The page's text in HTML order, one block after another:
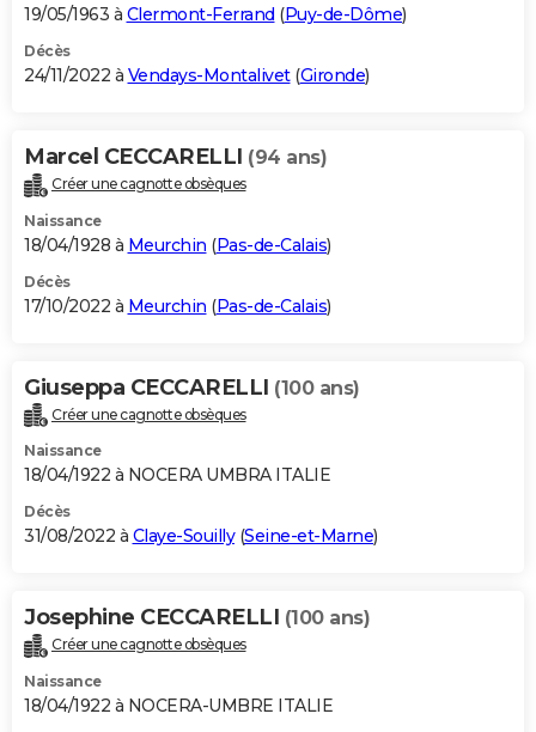
19/05/1963 à Clermont-Ferrand (Puy-de-Dôme)
Décès
24/11/2022 à Vendays-Montalivet(Gironde)
Marcel CECCARELLI (94 ans)
Créer une cagnotte obsèques
Naissance
18/04/1928 à Meurchin (Pas-de-Calais)
Décès
17/10/2022 à Meurchin (Pas-de-Calais)
Giuseppa CECCARELLI (100 ans)
Créer une cagnotte obsèques
Naissance
18/04/1922 à NOCERA UMBRA ITALIE
Décès
31/08/2022 à Claye-Souilly(Seine-et-Marne)
Josephine CECCARELLI (100 ans)
Créer une cagnotte obsèques
Naissance
18/04/1922 à NOCERA-UMBRE ITALIE